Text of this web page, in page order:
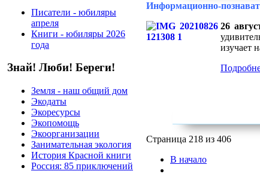
Писатели - юбиляры
апреля
Книги - юбиляры 2026
года
Знай! Люби! Береги!
Земля - наш общий дом
Экодаты
Экоресурсы
Экопомощь
Экоорганизации
Занимательная экология
История Красной книги
Россия: 85 приключений
Информационно-
26
изучает
Страница 218 из 406
В начало